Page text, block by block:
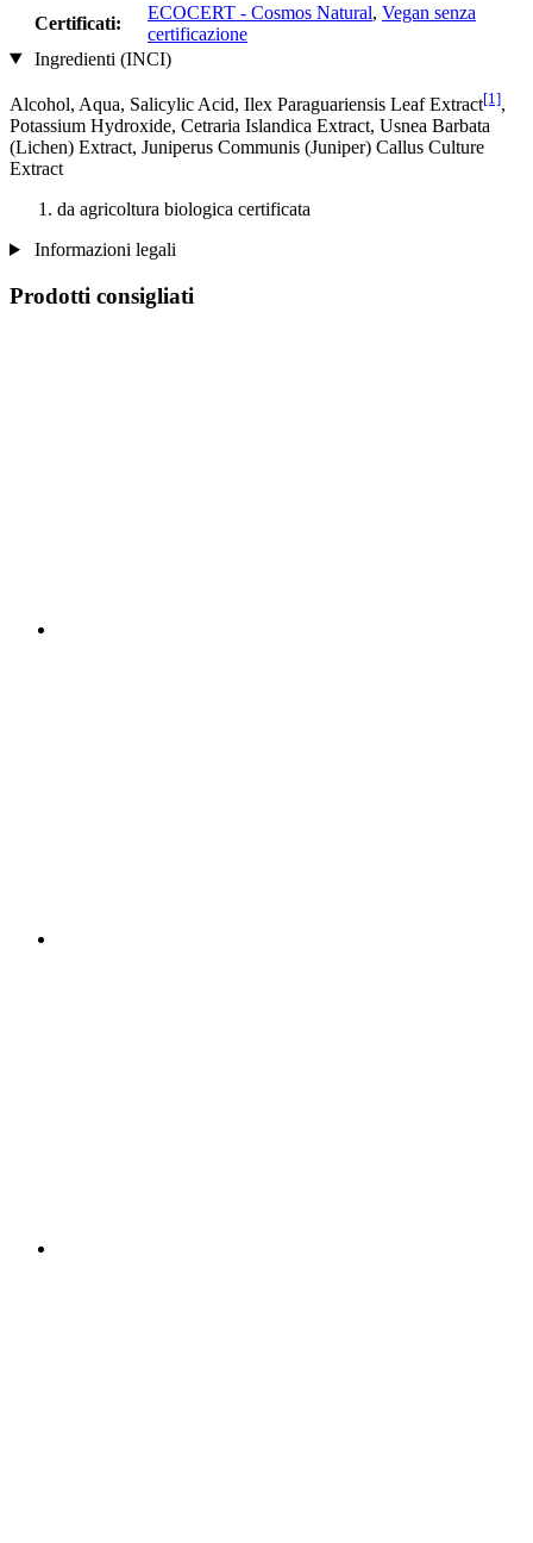
Certificati:
ECOCERT - Cosmos Natural, Vegan senza
certificazione
Ingredienti (INCI)
Alcohol, Aqua, Salicylic Acid, Ilex Paraguariensis Leaf Extract[1],
Potassium Hydroxide, Cetraria Islandica Extract, Usnea Barbata
(Lichen) Extract, Juniperus Communis (Juniper) Callus Culture
Extract
da agricoltura biologica certificata
Informazioni legali
Prodotti consigliati